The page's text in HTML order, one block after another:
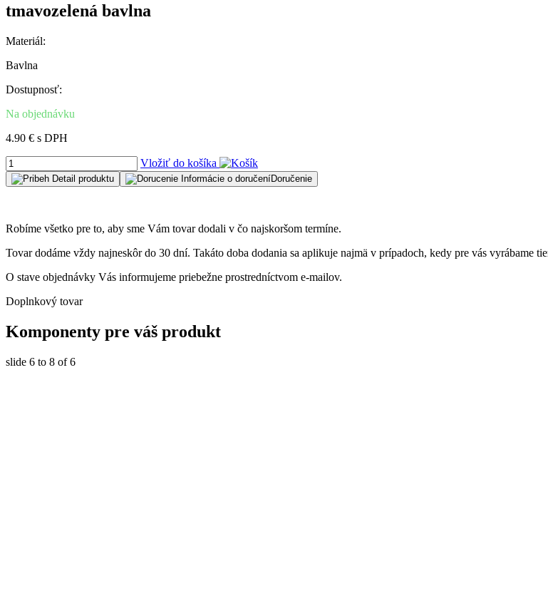
tmavozelená bavlna
Materiál:
Bavlna
Dostupnosť:
Na objednávku
4.90 € s DPH
Vložiť do košíka
Detail produktu Informácie o doručeníDoručenie
Robíme všetko pre to, aby sme Vám tovar dodali v čo najskoršom termíne.
Tovar dodáme vždy najneskôr do 30 dní. Takáto doba dodania sa aplikuje najmä v prípadoch, kedy pre vás vyrábame
O stave objednávky Vás informujeme priebežne prostredníctvom e-mailov.
Doplnkový tovar
Komponenty pre váš produkt
slide 6 to 8 of 6